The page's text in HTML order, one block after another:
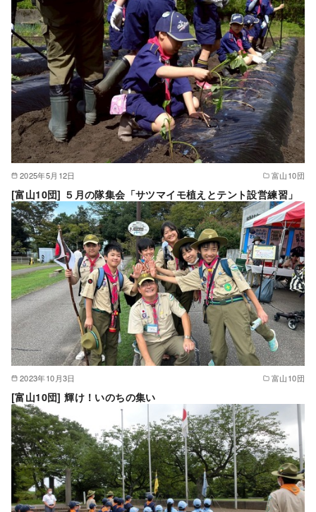
2025年5月12日 富山10団
[富山10団] ５月の隊集会「サツマイモ植えとテント設営練習」
2023年10月3日 富山10団
[富山10団] 輝け！いのちの集い